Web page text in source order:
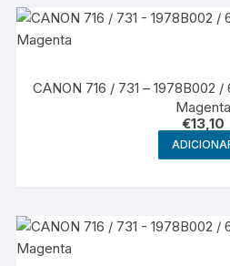
CANON 716 / 731 – 1978B002
Magenta
€13,10